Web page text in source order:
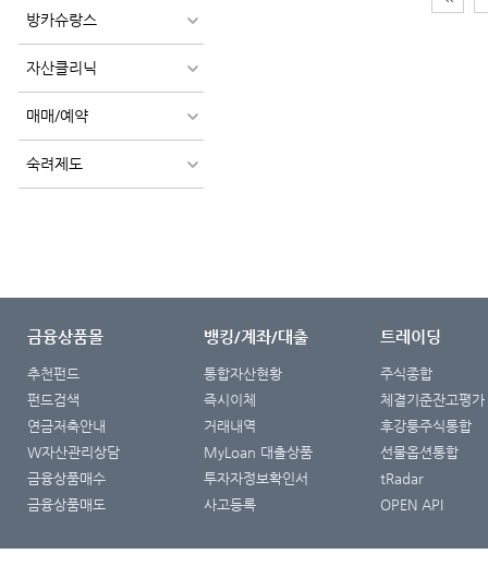
방카슈랑스
자산클리닉
매매/예약
숙려제도
금융상품몰
추천펀드
펀드검색
연금저축안내
W자산관리상담
금융상품매수
금융상품매도
뱅킹/계좌/대출
통합자산현황
즉시이체
거래내역
MyLoan 대출상품
투자자정보확인서
사고등록
트레이딩
주식종합
체결기준잔고평가
후강퉁주식통합
선물옵션통합
tRadar
OPEN API